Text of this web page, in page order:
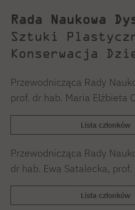
Rada Naukowa
Sztuki
Konserwacja
Przewodnicząca Rady
prof. dr hab. Maria Elżbieta
Lista członków
Przewodnicząca Rady
dr hab. Ewa Satalecka, prof.
Lista członków